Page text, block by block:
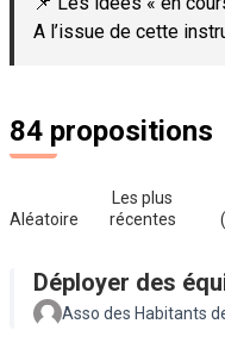
A l’issue de cette
84 propositions
Aléatoire
Les plus
récentes
Déployer des
Asso des Habitants